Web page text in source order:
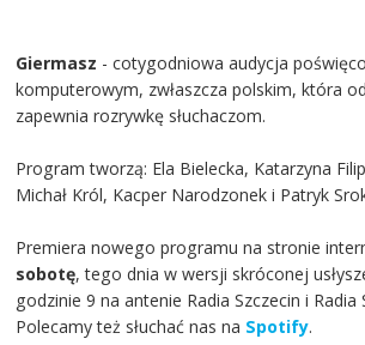
Giermasz - cotygodniowa audycja
komputerowym, zwłaszcza polskim, która
zapewnia rozrywkę słuchaczom.
Program tworzą: Ela Bielecka, Katarzyna
Michał Król, Kacper Narodzonek i Patryk
Premiera nowego programu na stronie
sobotę, tego dnia w wersji skróconej
godzinie 9 na antenie Radia Szczecin i Radia
Polecamy też słuchać nas na Spotify.